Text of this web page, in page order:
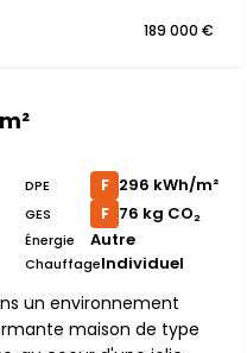
189 000 €
DPE F 296 kWh/m²
GES F 76 kg CO₂
Énergie Autre
ChauffageIndividuel
un environnement
maison de type